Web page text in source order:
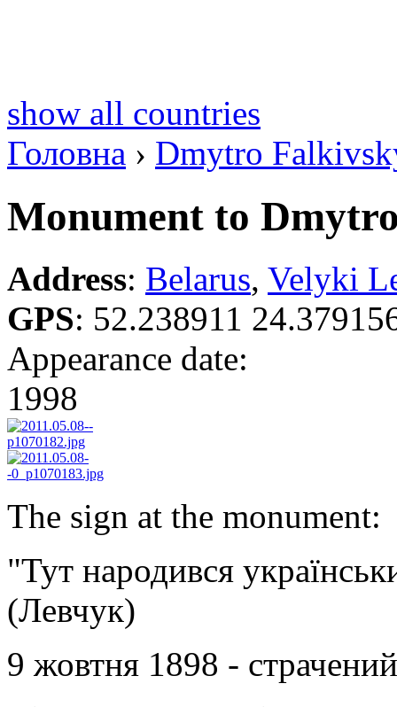
show all countries
Головна › Dmytro
Monument to
Address: Belarus, Velyki
GPS: 52.238911
Appearance date:
1998
The sign at the monument:
"Тут народився
(Левчук)
9 жовтня 1898 -